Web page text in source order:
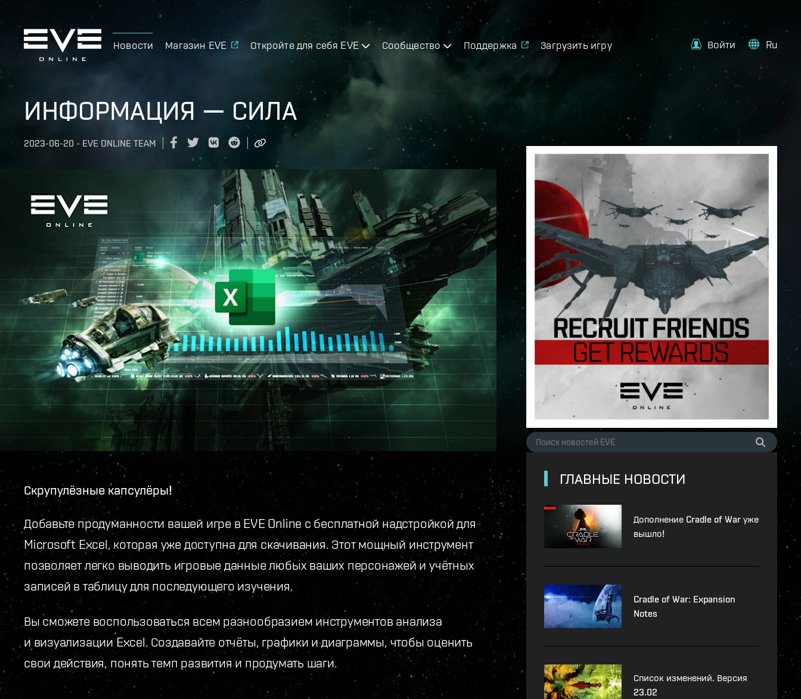
Новости Магазин EVE Откройте для себя EVE Сообщество Поддержка Загрузить игру Войти Ru
ИНФОРМАЦИЯ — СИЛА
2023-06-20 - EVE ONLINE TEAM
Скрупулёзные капсулёры!
Добавьте продуманности вашей игре в EVE Online с бесплатной надстройкой для
Microsoft Excel, которая уже доступна для скачивания. Этот мощный инструмент
позволяет легко выводить игровые данные любых ваших персонажей и учётных
записей в таблицу для последующего изучения.
Вы сможете воспользоваться всем разнообразием инструментов анализа
и визуализации Excel. Создавайте отчёты, графики и диаграммы, чтобы оценить
свои действия, понять темп развития и продумать шаги.
ГЛАВНЫЕ НОВОСТИ
Дополнение Cradle of War уже
вышло!
Cradle of War: Expansion
Notes
Список изменений. Версия
23.02